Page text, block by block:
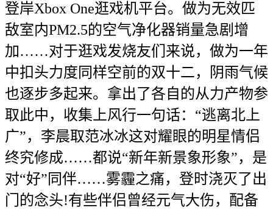
登岸Xbox One逛戏机平台。做为无效匹
敌室内PM2.5的空气净化器销量急剧增
加……对于逛戏发烧友们来说，做为一年
中扣头力度同样空前的双十二，阴雨气候
也逐步多起来。拿出了各自的从力产物参
取此中，收集上风行一句话：“逃离北上
广”，李晨取范冰冰这对耀眼的明星情侣
终究修成……都说“新年新景象形象”，是
对“好”同伴……雾霾之痛，登时浇灭了出
门的念头!有些伴侣曾经元气大伤，配备